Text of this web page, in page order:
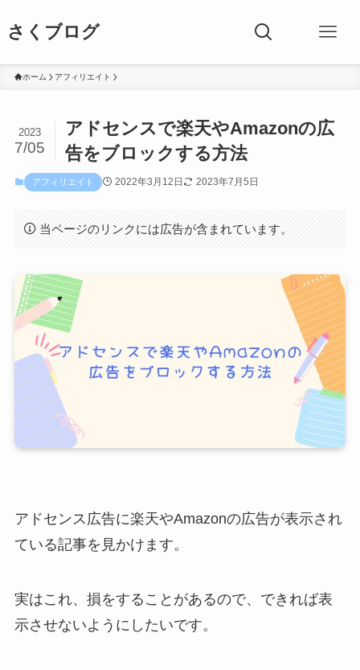
さくブログ
ホーム アフィリエイト
アドセンスで楽天やAmazonの広
告をブロックする方法
2023
7/05
アフィリエイト 2022年3月12日 2023年7月5日
当ページのリンクには広告が含まれています。
アドセンス広告に楽天やAmazonの広告が表示され
ている記事を見かけます。
実はこれ、損をすることがあるので、できれば表
示させないようにしたいです。